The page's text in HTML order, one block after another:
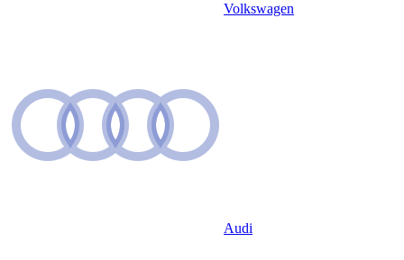
Volkswagen
Audi